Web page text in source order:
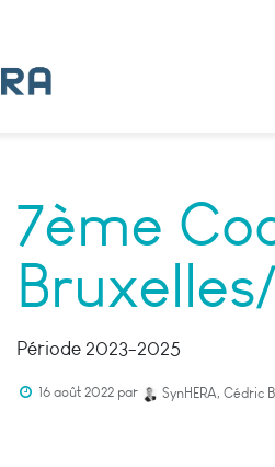
7ème
Période 2023-2025
16 août 2022 par SynHERA, Cédric